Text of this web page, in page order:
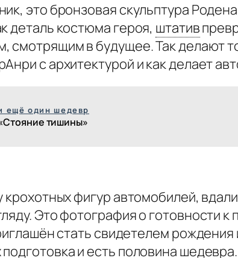
это бронзовая скульптура
деталь костюма героя, штатив
смотрящим в будущее. Так делают
с архитектурой и как делает
ещё один шедевр
тишины»
фигур автомобилей,
Это фотография о готовности
стать свидетелем
и есть половина шедевра.